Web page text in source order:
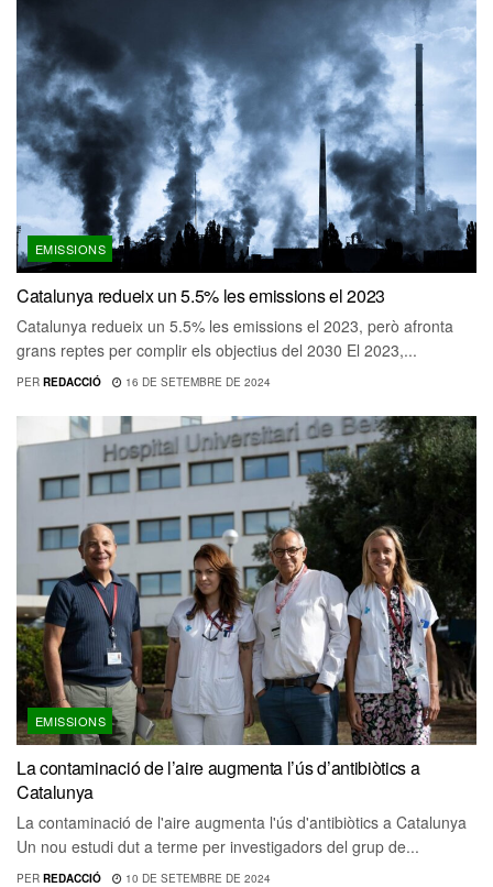
EMISSIONS
Catalunya redueix un 5.5% les emissions el 2023
Catalunya redueix un 5.5% les emissions el 2023, però afronta
grans reptes per complir els objectius del 2030 El 2023,...
PER REDACCIÓ 16 DE SETEMBRE DE 2024
EMISSIONS
La contaminació de l’aire augmenta l’ús d’antibiòtics a
Catalunya
La contaminació de l'aire augmenta l'ús d'antibiòtics a Catalunya
Un nou estudi dut a terme per investigadors del grup de...
PER REDACCIÓ 10 DE SETEMBRE DE 2024